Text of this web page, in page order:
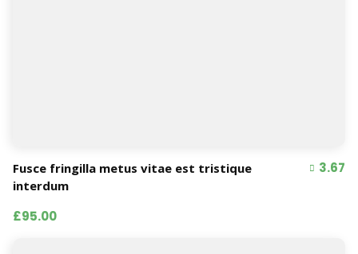
Fusce fringilla metus vitae est tristique
interdum
3.67
£95.00